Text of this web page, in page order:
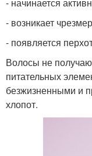
- начинается
- возникает
- появляется
Волосы не
питательных
безжизненными и
хлопот.